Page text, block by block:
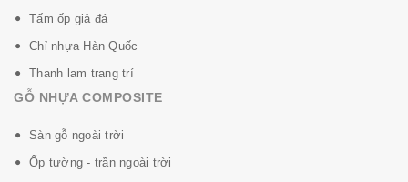
mặt 72h và chống trầy xước cực tốt.
- PERGO thân thiện môi trường đạt tiêu chuẩn Châu
Âu, an toàn tuyệt đối cho người sử dụng.
- Chống tĩnh điện bề mặt sản phẩm. Sản phẩm đạt tiêu
chuẩn LEED
Tấm ốp giả đá
Chỉ nhựa Hàn Quốc
Thanh lam trang trí
GỖ NHỰA COMPOSITE
Sàn gỗ ngoài trời
Ốp tường - trần ngoài trời